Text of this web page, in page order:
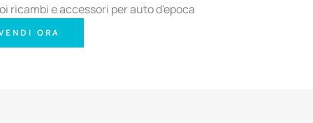
ricambi e accessori per auto d'epoca
ORA